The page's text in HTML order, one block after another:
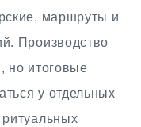
маршруты и
Производство
но итоговые
у отдельных